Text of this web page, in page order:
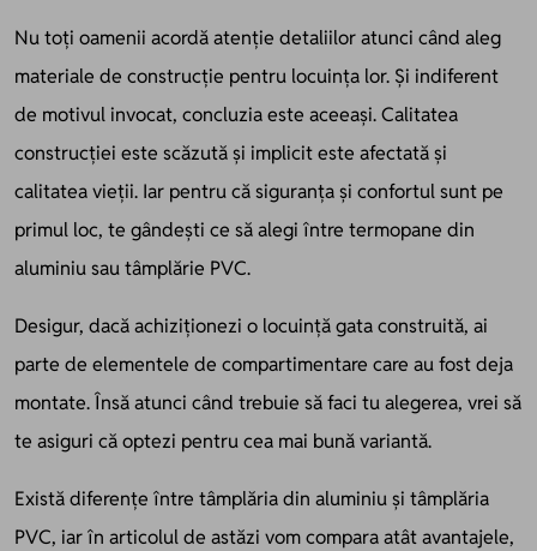
Nu toți oamenii acordă atenție detaliilor atunci când aleg
materiale de construcție pentru locuința lor. Și indiferent
de motivul invocat, concluzia este aceeași. Calitatea
construcției este scăzută și implicit este afectată și
calitatea vieții. Iar pentru că siguranța și confortul sunt pe
primul loc, te gândești ce să alegi între termopane din
aluminiu sau tâmplărie PVC.
Desigur, dacă achiziționezi o locuință gata construită, ai
parte de elementele de compartimentare care au fost deja
montate. Însă atunci când trebuie să faci tu alegerea, vrei să
te asiguri că optezi pentru cea mai bună variantă.
Există diferențe între tâmplăria din aluminiu și tâmplăria
PVC, iar în articolul de astăzi vom compara atât avantajele,